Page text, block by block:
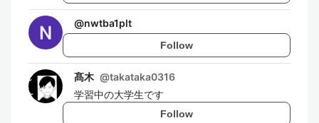
@nwtba1plt
Follow
髙木 @takataka0316
学習中の大学生です
Follow